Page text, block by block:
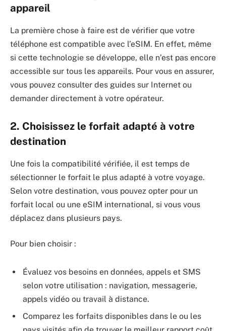
appareil
La première chose à faire est de vérifier que votre
téléphone est compatible avec l’eSIM. En effet, même
si cette technologie se développe, elle n’est pas encore
accessible sur tous les appareils. Pour vous en assurer,
vous pouvez consulter des guides sur Internet ou
demander directement à votre opérateur.
2. Choisissez le forfait adapté à votre
destination
Une fois la compatibilité vérifiée, il est temps de
sélectionner le forfait le plus adapté à votre voyage.
Selon votre destination, vous pouvez opter pour un
forfait local ou une eSIM international, si vous vous
déplacez dans plusieurs pays.
Pour bien choisir :
Évaluez vos besoins en données, appels et SMS
selon votre utilisation : navigation, messagerie,
appels vidéo ou travail à distance.
Comparez les forfaits disponibles dans le ou les